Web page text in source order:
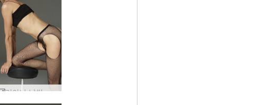
리아나 날씬 섹시 #5